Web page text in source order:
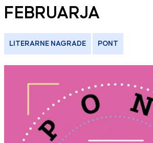
FEBRUARJA
LITERARNE NAGRADE PONT